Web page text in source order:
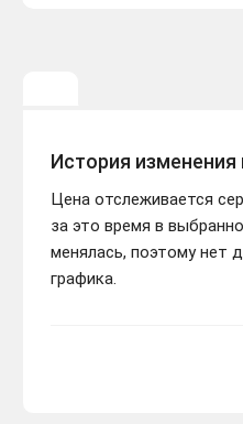
История
Цена отслеживается
за это время в
менялась, поэтому нет
графика.